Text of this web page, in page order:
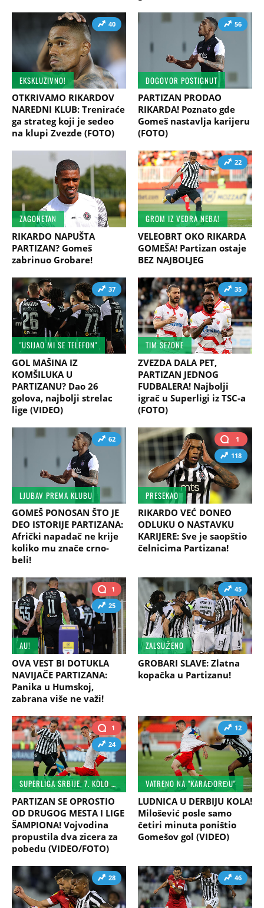
40
EKSKLUZIVNO!
OTKRIVAMO RIKARDOV
NAREDNI KLUB: Treniraće
ga strateg koji je sedeo
na klupi Zvezde (FOTO)
56
DOGOVOR POSTIGNUT
PARTIZAN PRODAO
RIKARDA! Poznato gde
Gomeš nastavlja karijeru
(FOTO)
ZAGONETAN
RIKARDO NAPUŠTA
PARTIZAN? Gomeš
zabrinuo Grobare!
22
GROM IZ VEDRA NEBA!
VELEOBRT OKO RIKARDA
GOMEŠA! Partizan ostaje
BEZ NAJBOLJEG
37
"USIJAO MI SE TELEFON"
GOL MAŠINA IZ
KOMŠILUKA U
PARTIZANU? Dao 26
golova, najbolji strelac
lige (VIDEO)
35
TIM SEZONE
ZVEZDA DALA PET,
PARTIZAN JEDNOG
FUDBALERA! Najbolji
igrač u Superligi iz TSC-a
(FOTO)
62
LJUBAV PREMA KLUBU
GOMEŠ PONOSAN ŠTO JE
DEO ISTORIJE PARTIZANA:
Afrički napadač ne krije
koliko mu znače crno-
beli!
1
118
PRESEKAO
RIKARDO VEĆ DONEO
ODLUKU O NASTAVKU
KARIJERE: Sve je saopštio
čelnicima Partizana!
1
25
AU!
OVA VEST BI DOTUKLA
NAVIJAČE PARTIZANA:
Panika u Humskoj,
zabrana više ne važi!
45
ZALSUŽENO
GROBARI SLAVE: Zlatna
kopačka u Partizanu!
1
24
SUPERLIGA SRBIJE, 7. KOLO PLEJ-OFA
PARTIZAN SE OPROSTIO
OD DRUGOG MESTA I LIGE
ŠAMPIONA! Vojvodina
propustila dva zicera za
pobedu (VIDEO/FOTO)
12
VATRENO NA "KARAĐORĐU"
LUDNICA U DERBIJU KOLA!
Milošević posle samo
četiri minuta poništio
Gomešov gol (VIDEO)
28 46